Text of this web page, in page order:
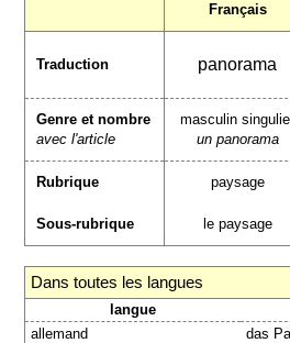
Français
Traduction panorama
Genre et nombre
avec l'article
masculin
un panorama
Rubrique paysage
Sous-rubrique le paysage
Dans toutes les langues
langue
allemand
das